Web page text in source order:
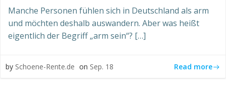
Manche Personen fühlen sich in Deutschland als arm
und möchten deshalb auswandern. Aber was heißt
eigentlich der Begriff „arm sein“? […]
by Schoene-Rente.de on Sep. 18 Read more